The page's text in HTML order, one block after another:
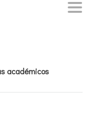
académicos